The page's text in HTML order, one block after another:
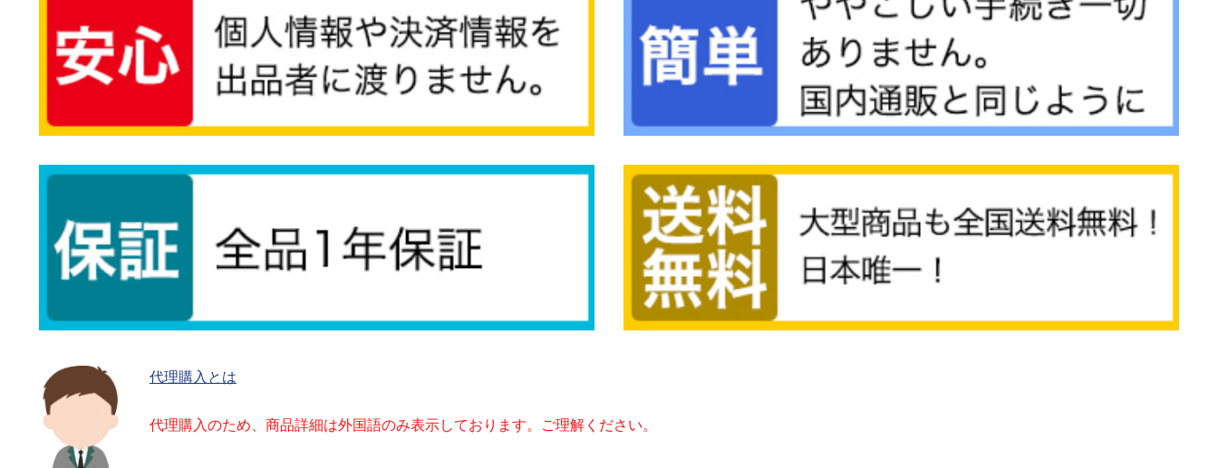
代理購入とは
代理購入のため、商品詳細は外国語のみ表示しております。ご理解ください。